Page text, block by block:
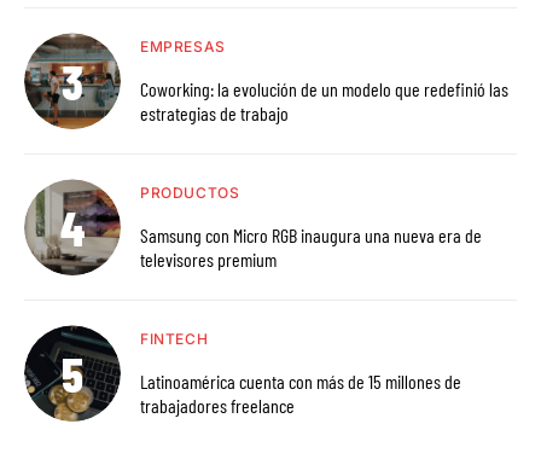
EMPRESAS
Coworking: la evolución de un modelo que redefinió las
estrategias de trabajo
PRODUCTOS
Samsung con Micro RGB inaugura una nueva era de
televisores premium
FINTECH
Latinoamérica cuenta con más de 15 millones de
trabajadores freelance